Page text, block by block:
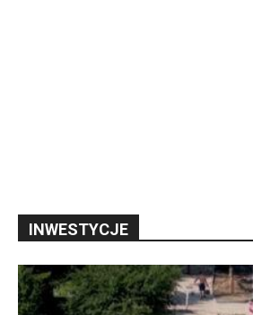
INWESTYCJE